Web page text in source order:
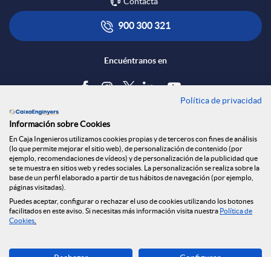
900 300 321
Encuéntranos en
Tablón de anuncios
Política de cookies
Aviso legal
Seguridad Online
Privacidad
Canal denuncias
Descarga ahora
Política de privacidad
Información sobre Cookies
En Caja Ingenieros utilizamos cookies propias y de terceros con fines de análisis
(lo que permite mejorar el sitio web), de personalización de contenido (por
ejemplo, recomendaciones de vídeos) y de personalización de la publicidad que
se te muestra en sitios web y redes sociales. La personalización se realiza sobre la
base de un perfil elaborado a partir de tus hábitos de navegación (por ejemplo,
páginas visitadas).
Puedes aceptar, configurar o rechazar el uso de cookies utilizando los botones
facilitados en este aviso. Si necesitas más información visita nuestra Política de
Cookies